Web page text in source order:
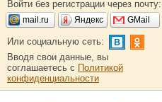
Войти без регистрации через почту:
mail.ru Яндекс GMail
Или социальную сеть:
Вводя свои данные, вы
соглашаетесь с Политикой
конфиденциальности